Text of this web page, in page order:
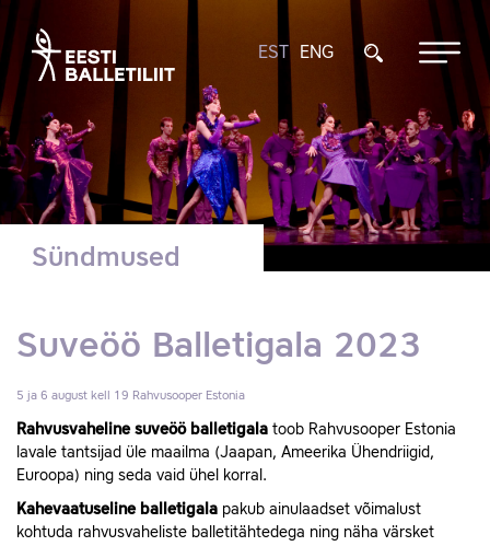
EST ENG
Sündmused
Suveöö Balletigala 2023
5 ja 6 august kell 19 Rahvusooper Estonia
Rahvusvaheline suveöö balletigala toob Rahvusooper Estonia
lavale tantsijad üle maailma (Jaapan, Ameerika Ühendriigid,
Euroopa) ning seda vaid ühel korral.
Kahevaatuseline balletigala pakub ainulaadset võimalust
kohtuda rahvusvaheliste balletitähtedega ning näha värsket